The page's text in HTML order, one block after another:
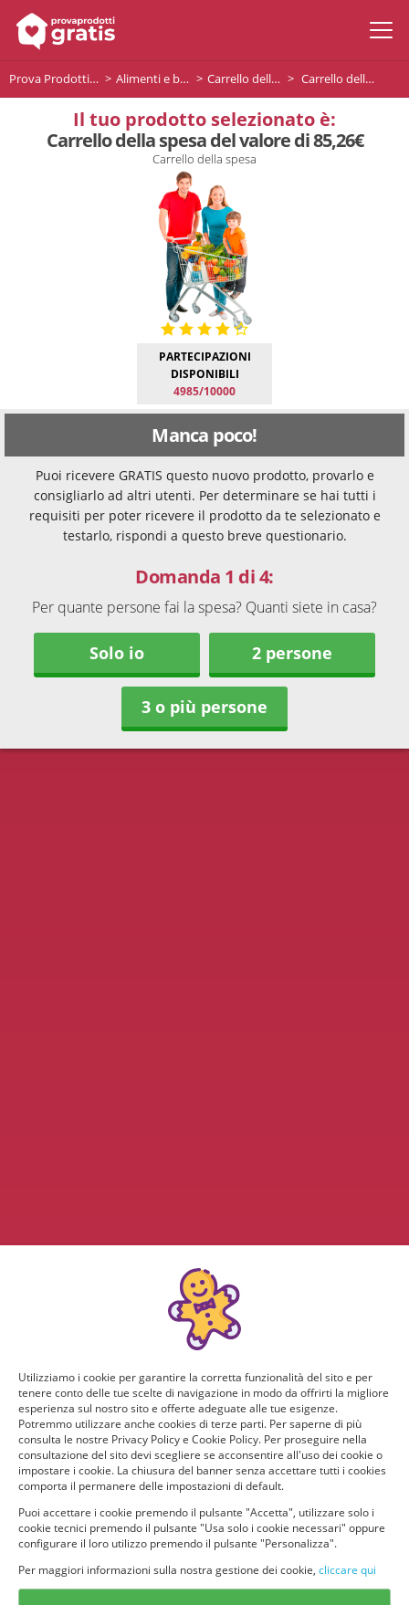
Prova Prodotti Gratis Alimenti e bevande Carrello della spesa Carrello della spesa del valore di 85,26€
Il tuo prodotto selezionato è:
Carrello della spesa del valore di 85,26€
Carrello della spesa
PARTECIPAZIONI
DISPONIBILI
4985/10000
Manca poco!
Puoi ricevere GRATIS questo nuovo prodotto, provarlo e
consigliarlo ad altri utenti. Per determinare se hai tutti i
requisiti per poter ricevere il prodotto da te selezionato e
testarlo, rispondi a questo breve questionario.
Domanda 1 di 4:
Per quante persone fai la spesa? Quanti siete in casa?
Solo io 2 persone
3 o più persone
Utilizziamo i cookie per garantire la corretta funzionalità del sito e per
tenere conto delle tue scelte di navigazione in modo da offrirti la migliore
esperienza sul nostro sito e offerte adeguate alle tue esigenze.
Potremmo utilizzare anche cookies di terze parti. Per saperne di più
consulta le nostre Privacy Policy e Cookie Policy. Per proseguire nella
consultazione del sito devi scegliere se acconsentire all'uso dei cookie o
impostare i cookie. La chiusura del banner senza accettare tutti i cookies
comporta il permanere delle impostazioni di default.
Puoi accettare i cookie premendo il pulsante "Accetta", utilizzare solo i
cookie tecnici premendo il pulsante "Usa solo i cookie necessari" oppure
configurare il loro utilizzo premendo il pulsante "Personalizza".
Per maggiori informazioni sulla nostra gestione dei cookie, cliccare qui